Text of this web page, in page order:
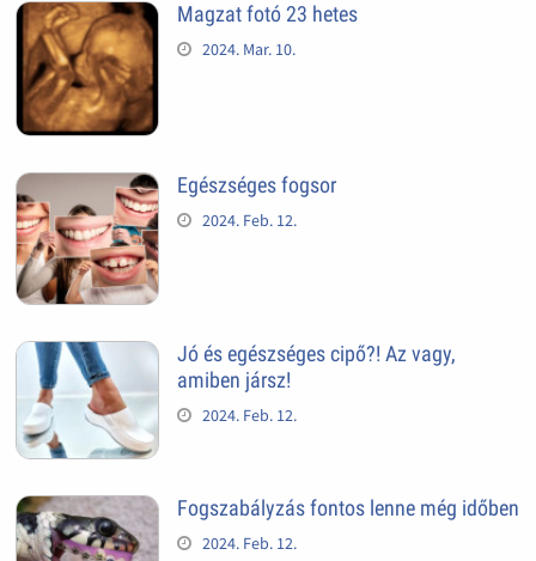
Magzat fotó 23 hetes
2024. Mar. 10.
Egészséges fogsor
2024. Feb. 12.
Jó és egészséges cipő?! Az vagy,
amiben jársz!
2024. Feb. 12.
Fogszabályzás fontos lenne még időben
2024. Feb. 12.